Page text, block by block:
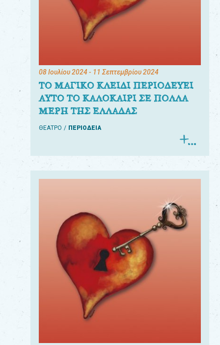
08 Ιουλίου 2024- 11 Σεπτεμβρίου 2024
ΤΟ ΜΑΓΙΚΟ ΚΛΕΙΔΙ ΠΕΡΙΟΔΕΥΕΙ
ΑΥΤΟ ΤΟ ΚΑΛΟΚΑΙΡΙ ΣΕ ΠΟΛΛΑ
ΜΕΡΗ ΤΗΣ ΕΛΛΑΔΑΣ
ΘΕΑΤΡΟ ΠΕΡΙΟΔΕΙΑ